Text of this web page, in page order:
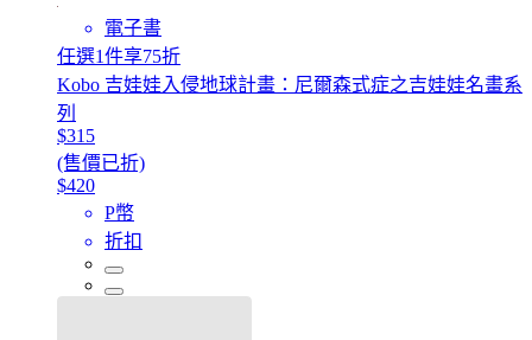
電子書
任選1件享75折
Kobo 吉娃娃入侵地球計畫：尼爾森式症之吉娃娃名畫系
列
$315
(售價已折)
$420
P幣
折扣